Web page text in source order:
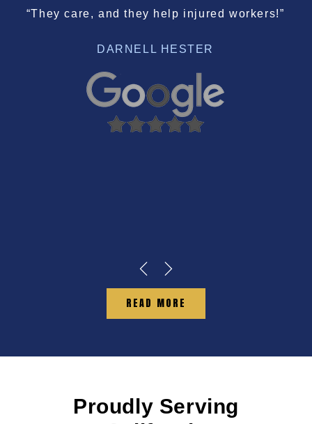
“They care, and they help injured workers!”
DARNELL HESTER
READ MORE
Proudly Serving